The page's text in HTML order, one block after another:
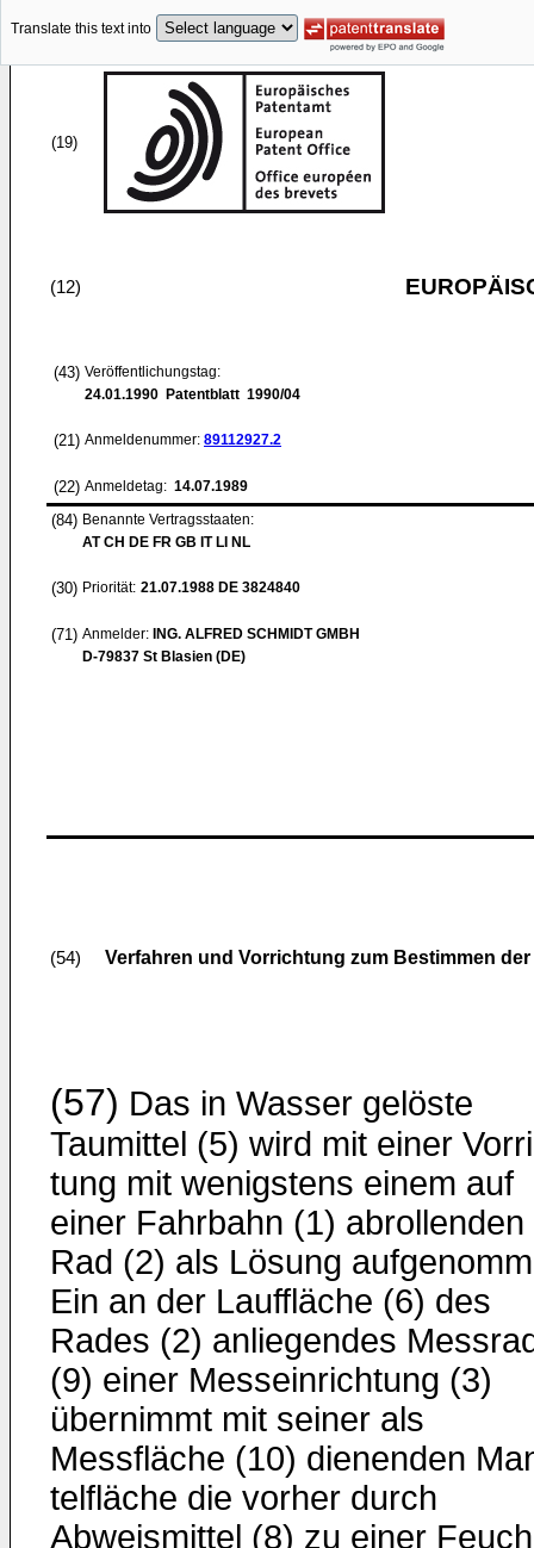
Translate this text into
(19)
(12)
(43) Veröffentlichungstag:
24.01.1990 Patentblatt 1990/04
(21) Anmeldenummer: 89112927.2
(22) Anmeldetag: 14.07.1989
(84) Benannte Vertragsstaaten:
AT CH DE FR GB IT LI NL
(30) Priorität: 21.07.1988 DE 3824840
(71) Anmelder: ING. ALFRED SCHMIDT GMBH
D-79837 St Blasien (DE)
(54) Verfahren und Vorrichtung zum Bestimmen
(57) Das in Wasser gelöste
Taumittel (5) wird mit einer
tung mit wenigstens einem auf
einer Fahrbahn (1) abrollenden
Rad (2) als Lösung
Ein an der Lauffläche (6) des
Rades (2) anliegendes
(9) einer Messeinrichtung (3)
übernimmt mit seiner als
Messfläche (10) dienenden
telfläche die vorher durch
Abweismittel (8) zu einer